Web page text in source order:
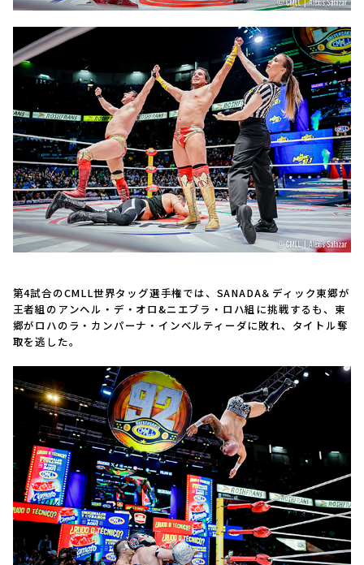
第4試合のCMLL世界タッグ選手権では、SANADA＆ディック東郷が
王者組のアンヘル・デ・オロ&ニエブラ・ロハ組に挑戦するも、東
郷がロハのラ・カンパーナ・インベルティーダに敗れ、タイトル奪
取を逃した。